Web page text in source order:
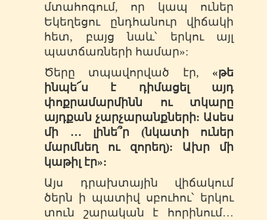
մտահոգում, որ կապ ուներ
Եկեղեցու ընդհանուր վիճակի
հետ, բայց նաև՝ երկու այլ
պատճառների համար»:
Ծերը տպավորված էր, «թե
ինպե՜ս է դիմացել այդ
փոքրամարմինն ու տկարը
այդքան չարչարանքների: Ասես
մի … լինե՞ր (նկատի ուներ
մարմնեղ ու զորեղ): Ախր մի
կաթիլ էր»:
Այս դրախտային վիճակում
ծերն ի պատիվ սբուհու՝ երկու
տուն շարական է հորինում…